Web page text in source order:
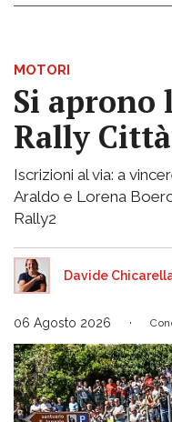
MOTORI
Si aprono
Rally
Iscrizioni al via: a
Araldo e Lorena
Rally2
Davide
06 Agosto 2026